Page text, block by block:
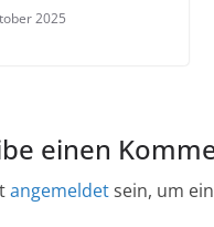
2025
einen
angemeldetsein, um